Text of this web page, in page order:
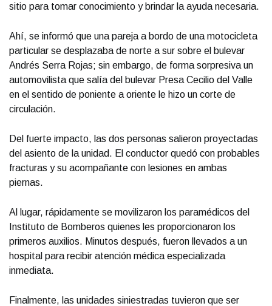
sitio para tomar conocimiento y brindar la ayuda necesaria.
Ahí, se informó que una pareja a bordo de una motocicleta
particular se desplazaba de norte a sur sobre el bulevar
Andrés Serra Rojas; sin embargo, de forma sorpresiva un
automovilista que salía del bulevar Presa Cecilio del Valle
en el sentido de poniente a oriente le hizo un corte de
circulación.
Del fuerte impacto, las dos personas salieron proyectadas
del asiento de la unidad. El conductor quedó con probables
fracturas y su acompañante con lesiones en ambas
piernas.
Al lugar, rápidamente se movilizaron los paramédicos del
Instituto de Bomberos quienes les proporcionaron los
primeros auxilios. Minutos después, fueron llevados a un
hospital para recibir atención médica especializada
inmediata.
Finalmente, las unidades siniestradas tuvieron que ser